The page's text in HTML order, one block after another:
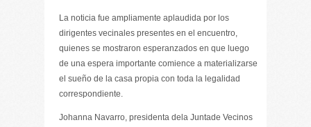
La noticia fue ampliamente aplaudida por los
dirigentes vecinales presentes en el encuentro,
quienes se mostraron esperanzados en que luego
de una espera importante comience a materializarse
el sueño de la casa propia con toda la legalidad
correspondiente.
Johanna Navarro, presidenta dela Juntade Vecinos